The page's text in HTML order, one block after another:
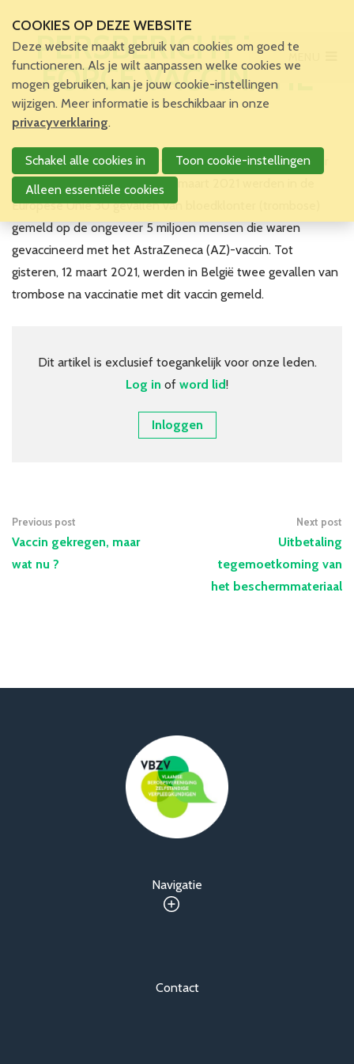
PERSBERICHT TASK
FORCE VACCINATIE
Samenvatting van de Q&A voor de pers van vandaag over
het AstraZeneca vaccin Op 10 maart 2021 werden in de
Europese Unie 30 gevallen van bloedklonter (trombose)
gemeld op de ongeveer 5 miljoen mensen die waren
gevaccineerd met het AstraZeneca (AZ)-vaccin. Tot
gisteren, 12 maart 2021, werden in België twee gevallen van
trombose na vaccinatie met dit vaccin gemeld.
Dit artikel is exclusief toegankelijk voor onze leden.
Log in of word lid!
Inloggen
Previous post
Vaccin gekregen, maar
wat nu ?
Next post
Uitbetaling
tegemoetkoming van
het beschermmateriaal
Navigatie
Contact
Main Menu
Home
Voor patiënten en zorgverleners
Verpleegkundigen
VBZV Helpcenter
Nieuws
Zoekertjes
Tijdschrift
Dossiers
Nuttige links
Over VBZV
Lid worden
Account
COOKIES OP DEZE WEBSITE
Deze website maakt gebruik van cookies om goed te
functioneren. Als je wilt aanpassen welke cookies we
mogen gebruiken, kan je jouw cookie-instellingen
wijzigen. Meer informatie is beschikbaar in onze
privacyverklaring.
Schakel alle cookies in
Toon cookie-instellingen
Alleen essentiële cookies